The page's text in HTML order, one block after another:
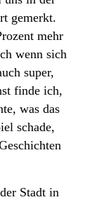
gemerkt.
mehr
wenn sich
super,
finde ich,
was das
schade,
Stadt in